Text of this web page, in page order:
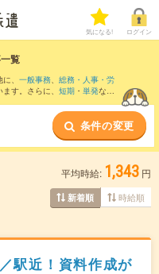
気になる! ログイン
覧
、 一般事務、 総務・人事・労
す。さらに、 短期 ・ 単発など
条件の変更
平均時給: 1,343 円
新着順 時給順
駅近！資料作成が